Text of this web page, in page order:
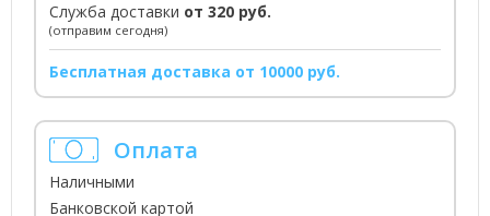
Служба доставки от 320 руб.
(отправим сегодня)
Бесплатная доставка от 10000 руб.
Оплата
Наличными
Банковской картой